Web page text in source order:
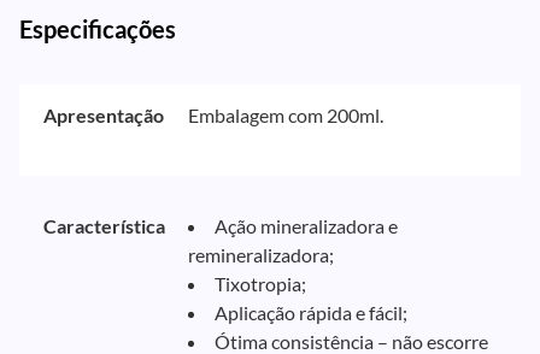
Especificações
Apresentação Embalagem com 200ml.
Característica
Ação mineralizadora e
remineralizadora;
Tixotropia;
Aplicação rápida e fácil;
Ótima consistência – não escorre